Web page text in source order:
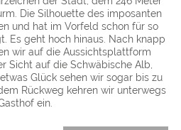
Die Silhouette des imposanten
und hat im Vorfeld schon für so
Es geht hoch hinaus. Nach knapp
wir auf die Aussichtsplattform
Sicht auf die Schwäbische Alb,
Glück sehen wir sogar bis zu
Rückweg kehren wir unterwegs
ein.